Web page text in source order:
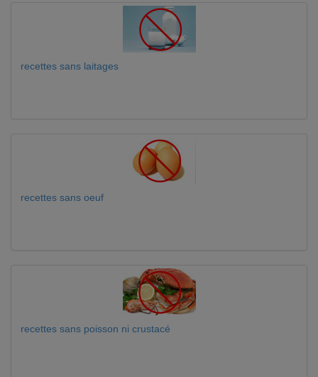
recettes sans laitages
recettes sans oeuf
recettes sans poisson ni crustacé